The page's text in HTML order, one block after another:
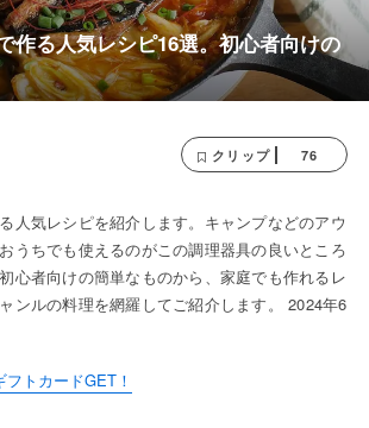
作る人気レシピ16選。初心者向けの
クリップ 76
人気レシピを紹介します。キャンプなどのアウ
うちでも使えるのがこの調理器具の良いところ
心者向けの簡単なものから、家庭でも作れるレ
ンルの料理を網羅してご紹介します。 2024年6
トカードGET！